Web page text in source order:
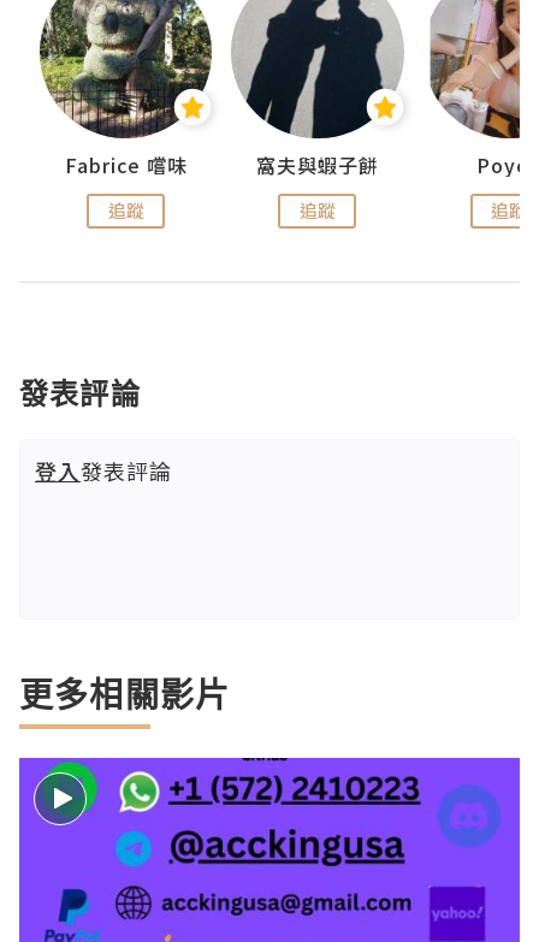
Fabrice 嚐味
追蹤
窩夫與蝦子餅
追蹤 追蹤
發表評論
登入發表評論
更多相關影片